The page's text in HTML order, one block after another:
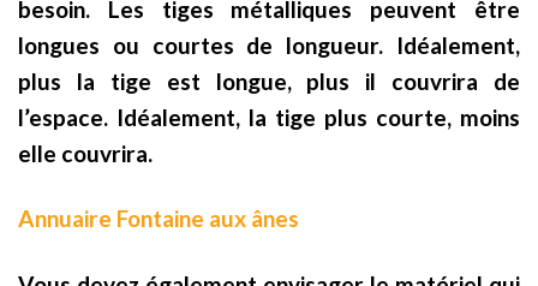
besoin. Les tiges métalliques peuvent être
longues ou courtes de longueur. Idéalement,
plus la tige est longue, plus il couvrira de
l’espace. Idéalement, la tige plus courte, moins
elle couvrira.
Annuaire Fontaine aux ânes